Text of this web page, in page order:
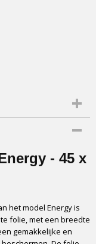
- 45 x
het model Energy is
folie, met een breedte
gemakkelijke en